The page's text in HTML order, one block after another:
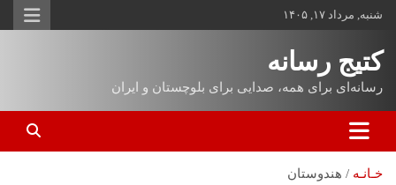
شنبه, مرداد ۱۷, ۱۴۰۵
کتیج رسانه
رسانه‌ای برای همه، صدایی برای بلوچستان و ایران
خـانـه هندوستان